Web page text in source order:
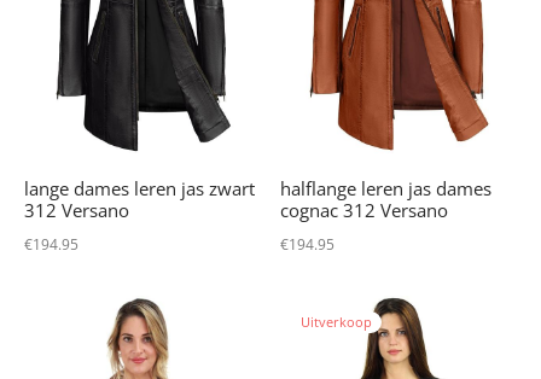
lange dames leren jas zwart
312 Versano
€194.95
halflange leren jas dames
cognac 312 Versano
€194.95
Uitverkoop